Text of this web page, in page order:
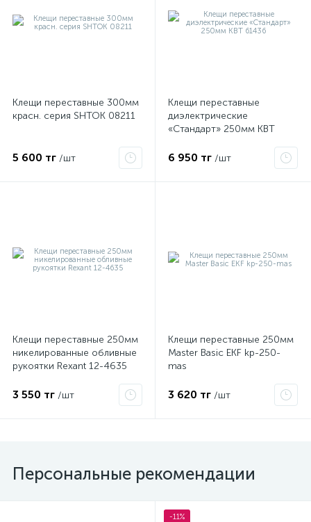
Клещи переставные 300мм
красн. серия SHTOK 08211
5 600 тг /шт
Клещи переставные
диэлектрические
«Стандарт» 250мм КВТ
6 950 тг /шт
Клещи переставные 250мм
никелированные обливные
рукоятки Rexant 12-4635
3 550 тг /шт
Клещи переставные 250мм
Master Basic EKF kp-250-
mas
3 620 тг /шт
Персональные рекомендации
-11%